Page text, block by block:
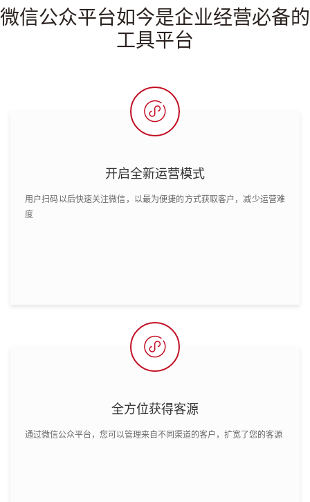
微信公众平台如今是企业经营必备的
工具平台

开启全新运营模式
用户扫码以后快速关注微信，以最为便捷的方式获取客户，减少运营难
度

全方位获得客源
通过微信公众平台，您可以管理来自不同渠道的客户，扩宽了您的客源